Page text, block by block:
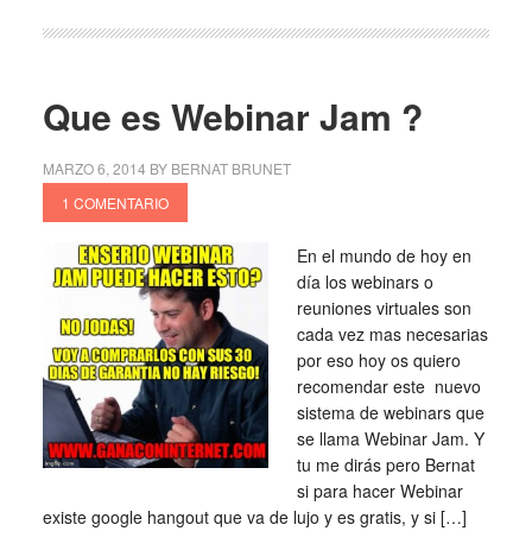
Que es Webinar Jam ?
MARZO 6, 2014 BY BERNAT BRUNET
1 COMENTARIO
En el mundo de hoy en
día los webinars o
reuniones virtuales son
cada vez mas necesarias
por eso hoy os quiero
recomendar este nuevo
sistema de webinars que
se llama Webinar Jam. Y
tu me dirás pero Bernat
si para hacer Webinar
existe google hangout que va de lujo y es gratis, y si […]